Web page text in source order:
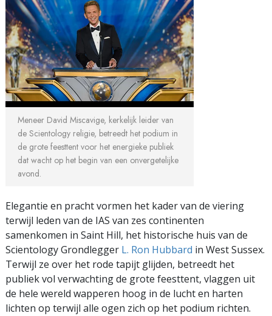
Meneer David Miscavige, kerkelijk leider van
de Scientology religie, betreedt het podium in
de grote feesttent voor het energieke publiek
dat wacht op het begin van een onvergetelijke
avond.
Elegantie en pracht vormen het kader van de viering
terwijl leden van de IAS van zes continenten
samenkomen in Saint Hill, het historische huis van de
Scientology Grondlegger L. Ron Hubbard in West Sussex.
Terwijl ze over het rode tapijt glijden, betreedt het
publiek vol verwachting de grote feesttent, vlaggen uit
de hele wereld wapperen hoog in de lucht en harten
lichten op terwijl alle ogen zich op het podium richten.